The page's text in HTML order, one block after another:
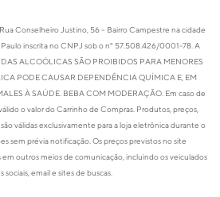
Conselheiro Justino, 56 – Bairro Campestre na cidade
inscrita no CNPJ sob o nº 57.508.426/0001-78. A
ALCOÓLICAS SÃO PROIBIDOS PARA MENORES
PODE CAUSAR DEPENDÊNCIA QUÍMICA E, EM
À SAÚDE. BEBA COM MODERAÇÃO. Em caso de
o valor do Carrinho de Compras. Produtos, preços,
válidas exclusivamente para a loja eletrônica durante o
sem prévia notificação. Os preços previstos no site
outros meios de comunicação, incluindo os veiculados
sociais, email e sites de buscas.